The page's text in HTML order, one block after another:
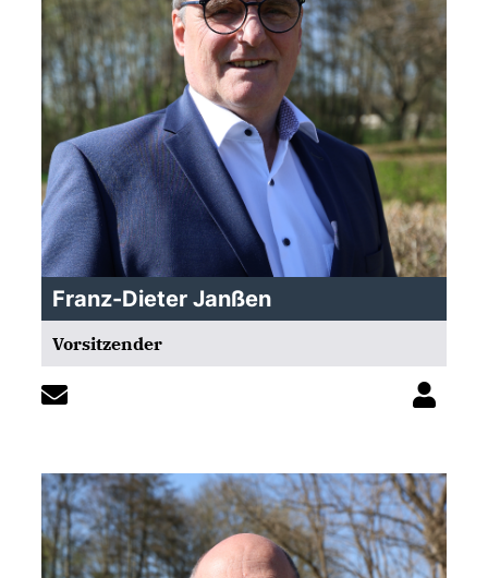
Franz-Dieter Janßen
Vorsitzender